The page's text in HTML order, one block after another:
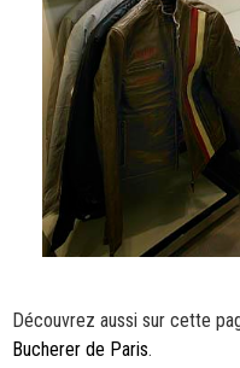
Découvrez aussi sur cette
Bucherer de Paris.